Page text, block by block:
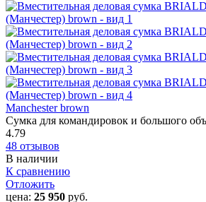
Manchester brown
Сумка для командировок и большого
4.79
48 отзывов
В наличии
К сравнению
Отложить
цена: 25 950 руб.